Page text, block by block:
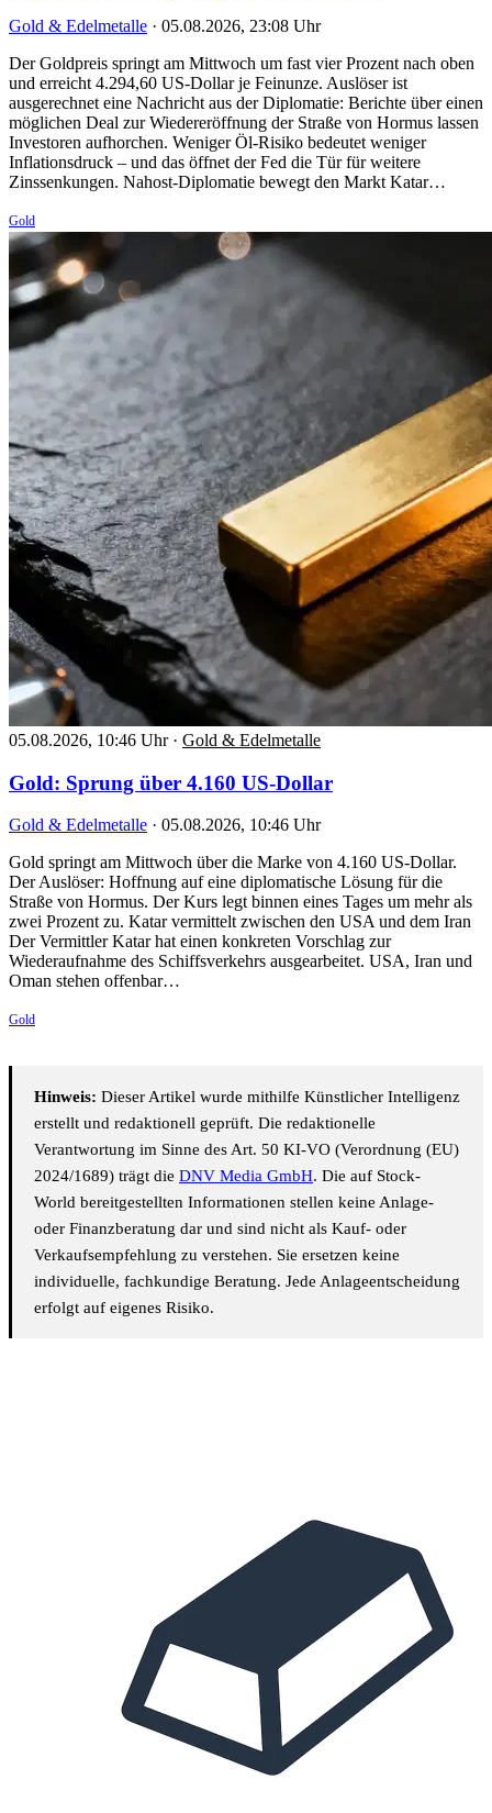
Gold & Edelmetalle · 05.08.2026, 23:08 Uhr
Der Goldpreis springt am Mittwoch um fast vier Prozent nach oben
und erreicht 4.294,60 US-Dollar je Feinunze. Auslöser ist
ausgerechnet eine Nachricht aus der Diplomatie: Berichte über einen
möglichen Deal zur Wiedereröffnung der Straße von Hormus lassen
Investoren aufhorchen. Weniger Öl-Risiko bedeutet weniger
Inflationsdruck – und das öffnet der Fed die Tür für weitere
Zinssenkungen. Nahost-Diplomatie bewegt den Markt Katar…
Gold
05.08.2026, 10:46 Uhr · Gold & Edelmetalle
Gold: Sprung über 4.160 US-Dollar
Gold & Edelmetalle · 05.08.2026, 10:46 Uhr
Gold springt am Mittwoch über die Marke von 4.160 US-Dollar.
Der Auslöser: Hoffnung auf eine diplomatische Lösung für die
Straße von Hormus. Der Kurs legt binnen eines Tages um mehr als
zwei Prozent zu. Katar vermittelt zwischen den USA und dem Iran
Der Vermittler Katar hat einen konkreten Vorschlag zur
Wiederaufnahme des Schiffsverkehrs ausgearbeitet. USA, Iran und
Oman stehen offenbar…
Gold
Hinweis: Dieser Artikel wurde mithilfe Künstlicher Intelligenz
erstellt und redaktionell geprüft. Die redaktionelle
Verantwortung im Sinne des Art. 50 KI-VO (Verordnung (EU)
2024/1689) trägt die DNV Media GmbH. Die auf Stock-
World bereitgestellten Informationen stellen keine Anlage-
oder Finanzberatung dar und sind nicht als Kauf- oder
Verkaufsempfehlung zu verstehen. Sie ersetzen keine
individuelle, fachkundige Beratung. Jede Anlageentscheidung
erfolgt auf eigenes Risiko.